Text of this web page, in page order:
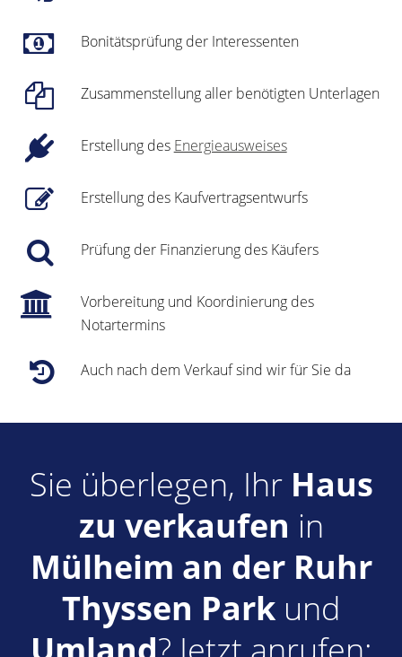
Bonitätsprüfung der Interessenten
Zusammenstellung aller benötigten Unterlagen
Erstellung des Energieausweises
Erstellung des Kaufvertragsentwurfs
Prüfung der Finanzierung des Käufers
Vorbereitung und Koordinierung des
Notartermins
Auch nach dem Verkauf sind wir für Sie da
Sie überlegen, Ihr Haus
zu verkaufen in
Mülheim an der Ruhr
Thyssen Park und